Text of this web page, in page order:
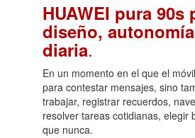
HUAWEI pura 90s
diseño,
diaria.
En un momento en el que el
para contestar mensajes, sino
trabajar, registrar recuerdos,
resolver tareas cotidianas, elegir
que nunca.